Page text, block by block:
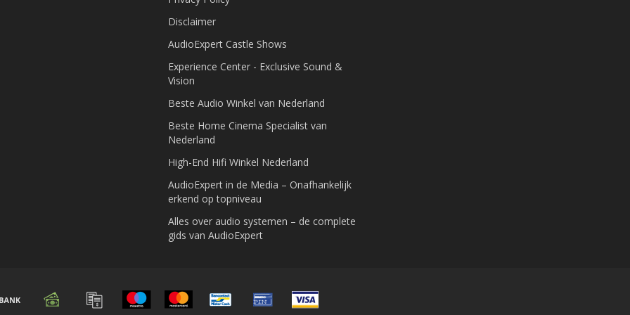
Disclaimer
AudioExpert Castle Shows
Experience Center - Exclusive Sound &
Vision
Beste Audio Winkel van Nederland
Beste Home Cinema Specialist van
Nederland
High-End Hifi Winkel Nederland
AudioExpert in de Media – Onafhankelijk
erkend op topniveau
Alles over audio systemen – de complete
gids van AudioExpert